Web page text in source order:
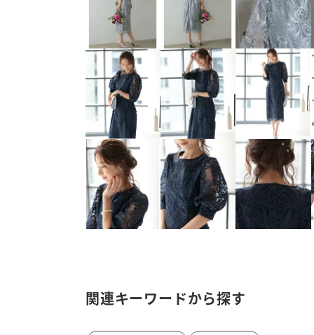
関連キーワードから探す